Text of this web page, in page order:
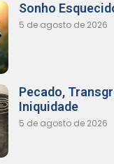
Sonho
5 de agosto de 2026
Pecado,
Iniquidade
5 de agosto de 2026